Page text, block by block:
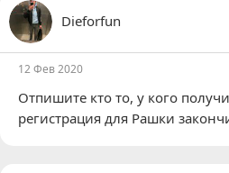
Dieforfun
12 Фев 2020
Отпишите кто то, у кого
регистрация для Рашки